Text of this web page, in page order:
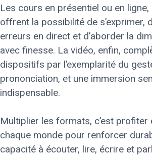
Les cours en présentiel ou en ligne,
offrent la possibilité de s’exprimer,
erreurs en direct et d’aborder la
avec finesse. La vidéo, enfin,
dispositifs par l’exemplarité du
prononciation, et une immersion
indispensable.
Multiplier les formats, c’est profiter
chaque monde pour renforcer
capacité à écouter, lire, écrire et